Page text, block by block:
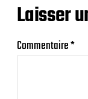
Laisser
Commentaire*